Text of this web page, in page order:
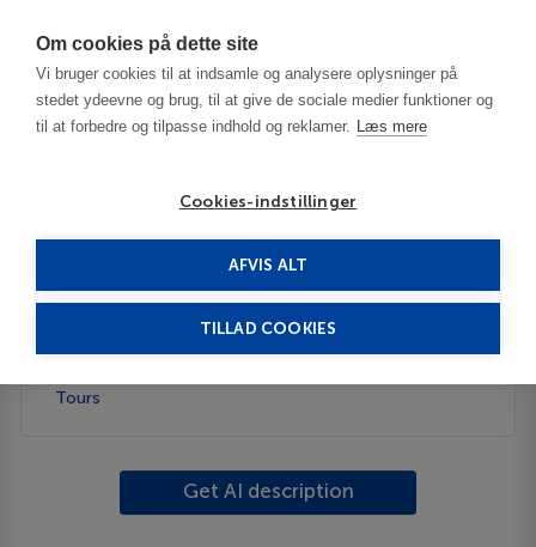
Om cookies på dette site
Vi bruger cookies til at indsamle og analysere oplysninger på
stedet ydeevne og brug, til at give de sociale medier funktioner og
til at forbedre og tilpasse indhold og reklamer. Læs mere
Cookies-indstillinger
AFVIS ALT
TILLAD COOKIES
Clinton-AR
Description
Tours
Get AI description